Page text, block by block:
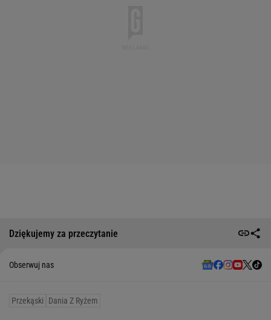
Dziękujemy za przeczytanie
Obserwuj nas
Przekąski Dania Z Ryżem